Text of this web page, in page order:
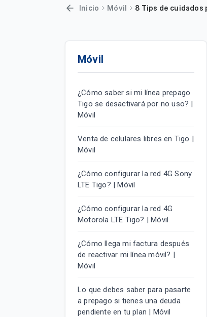
Inicio Móvil 8 Tips de cuidados
Móvil
¿Cómo saber si mi línea prepago
Tigo se desactivará por no uso? |
Móvil
Venta de celulares libres en Tigo |
Móvil
¿Cómo configurar la red 4G Sony
LTE Tigo? | Móvil
¿Cómo configurar la red 4G
Motorola LTE Tigo? | Móvil
¿Cómo llega mi factura después
de reactivar mi línea móvil? |
Móvil
Lo que debes saber para pasarte
a prepago si tienes una deuda
pendiente en tu plan | Móvil